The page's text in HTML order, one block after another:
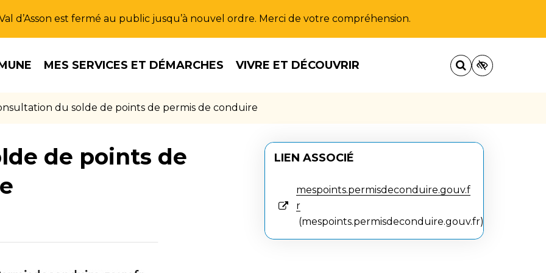
d’Asson est fermé au public jusqu’à nouvel ordre. Merci de votre compréhension.
MES SERVICES ET DÉMARCHES VIVRE ET DÉCOUVRIR
du solde de points de permis de conduire
de points de
LIEN ASSOCIÉ
mespoints.permisdeconduire.gouv.f
r
mespoints.permisdeconduire.gouv.fr